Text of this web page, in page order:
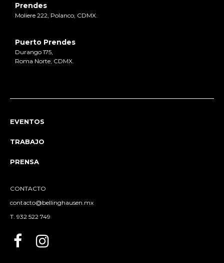
Prendes
Moliere 222, Polanco, CDMX.
Puerto Prendes
Durango 175,
Roma Norte, CDMX.
EVENTOS
TRABAJO
PRENSA
CONTACTO
contacto@bellinghausen.mx
T. 932 522 749